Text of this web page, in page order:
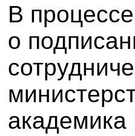
В
о
академика